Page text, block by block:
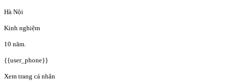
Hà Nội
Kinh nghiệm
10 năm.
{{user_phone}}
Xem trang cá nhân